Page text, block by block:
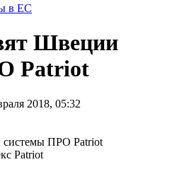
в ЕС
Швеции
Patriot
2018, 05:32
Patriot